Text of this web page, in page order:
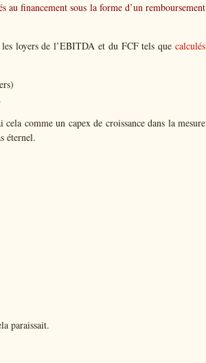
au financement sous la forme d’un remboursement
loyers de l’EBITDA et du FCF tels que calculés
comme un capex de croissance dans la mesure
éternel.
paraissait.